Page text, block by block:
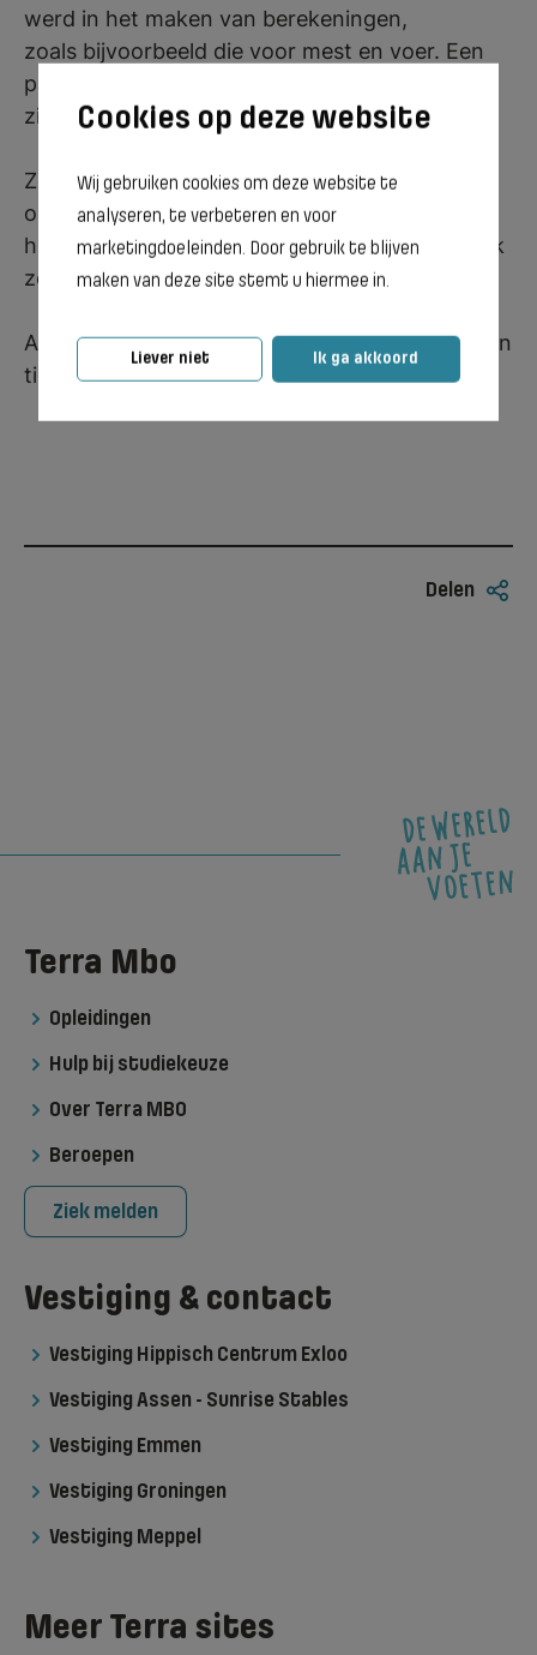
Wij gebruiken cookies om deze website te
analyseren, te verbeteren en voor
marketingdoeleinden. Door gebruik te blijven
maken van deze site stemt u hiermee in.
Liever niet Ik ga akkoord
werd in het maken van berekeningen,
zoals bijvoorbeeld die voor mest en voer. Een
prestatie waar hij trots op is, is
zijn klauwbekapcertificaat.
Zijn meest memorabele moment tijdens de
opleiding? “De gezellige tijd op school” vertelt
hij. Zijn plannen voor later zijn duidelijk: hopelijk
zelf boer worden.
Aan toekomstige studenten geeft Nathaniël een
tip mee: “Wees duidelijk over wat je wilt.”
Delen
Terra Mbo
Opleidingen
Hulp bij studiekeuze
Over Terra MBO
Beroepen
Ziek melden
Vestiging & contact
Vestiging Hippisch Centrum Exloo
Vestiging Assen - Sunrise Stables
Vestiging Emmen
Vestiging Groningen
Vestiging Meppel
Meer Terra sites